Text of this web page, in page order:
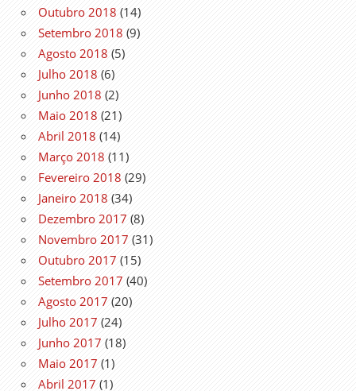
Outubro 2018 (14)
Setembro 2018 (9)
Agosto 2018 (5)
Julho 2018 (6)
Junho 2018 (2)
Maio 2018 (21)
Abril 2018 (14)
Março 2018 (11)
Fevereiro 2018 (29)
Janeiro 2018 (34)
Dezembro 2017 (8)
Novembro 2017 (31)
Outubro 2017 (15)
Setembro 2017 (40)
Agosto 2017 (20)
Julho 2017 (24)
Junho 2017 (18)
Maio 2017 (1)
Abril 2017 (1)